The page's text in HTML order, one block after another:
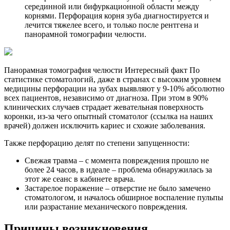
серединной или бифуркационной области между
корнями. Перфорация корня зуба диагностируется и
лечится тяжелее всего, и только после рентгена и
панорамной томографии челюсти.
Панорамная томография челюсти Интересный факт По
статистике стоматологий, даже в странах с высоким уровнем
медицины перфорации на зубах выявляют у 9-10% абсолютно
всех пациентов, независимо от диагноза. При этом в 90%
клинических случаев страдает жевательная поверхность
коронки, из-за чего опытный стоматолог (ссылка на наших
врачей) должен исключить кариес и схожие заболевания.
Также перфорацию делят по степени запущенности:
Свежая травма – с момента повреждения прошло не
более 24 часов, в идеале – проблема обнаружилась за
этот же сеанс в кабинете врача.
Застарелое поражение – отверстие не было замечено
стоматологом, и началось обширное воспаление пульпы
или разрастание механического повреждения.